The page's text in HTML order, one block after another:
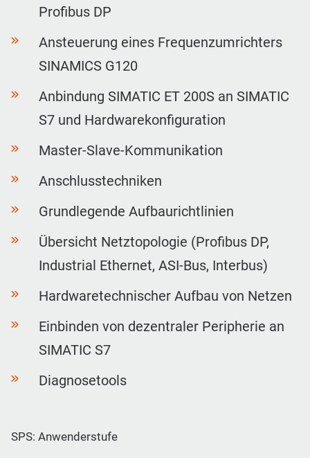
Profibus DP
Ansteuerung eines Frequenzumrichters
SINAMICS G120
Anbindung SIMATIC ET 200S an SIMATIC
S7 und Hardwarekonfiguration
Master-Slave-Kommunikation
Anschlusstechniken
Grundlegende Aufbaurichtlinien
Übersicht Netztopologie (Profibus DP,
Industrial Ethernet, ASI-Bus, Interbus)
Hardwaretechnischer Aufbau von Netzen
Einbinden von dezentraler Peripherie an
SIMATIC S7
Diagnosetools
SPS: Anwenderstufe